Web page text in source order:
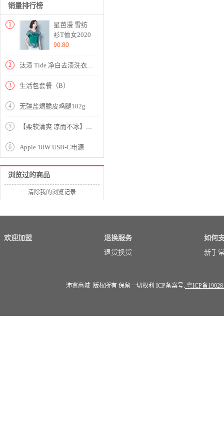
销量排行榜
1
星芭漫 雪纺
衫T恤女2020
新款夏宽松短
上衣显瘦
90.80
2 汰渍 Tide 净白去渍洗衣粉（柠檬清香）5kg/袋
3 生活包套餐（B）
4 无疆盐焗脆皮鸡腿102g
5 【柔软清爽 凉而不冰】无印床笠款冰丝席三件套【冰丝面料（聚酯纤维）/贵族-水绿】
6 Apple 18W USB-C电源适配器 iPhone iPad 充电器 手机 平板 快速充电
浏览过的商品
清除我的浏览记录
欢迎加盟
退换服务
退货换货
如何
新手
沛富商城 版权所有 保留一切权利 ICP备案号: 粤ICP备